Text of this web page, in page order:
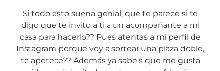
Si todo esto suena genial, que te parece si te
digo que te invito a ti a un acompañante a mi
casa para hacerlo?? Pues atentas a mi perfil de
Instagram porque voy a sortear una plaza doble,
te apetece?? Además ya sabeis que me gusta